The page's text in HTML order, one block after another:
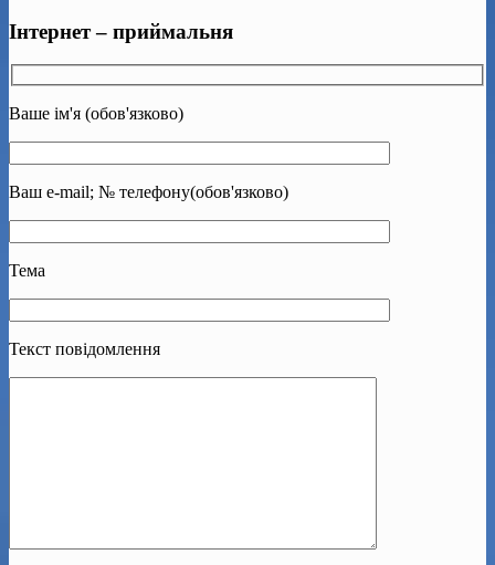
Інтернет – приймальня
Ваше ім'я (обов'язково)
Ваш e-mail; № телефону(обов'язково)
Тема
Текст повідомлення